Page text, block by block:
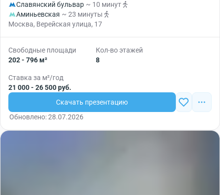
Славянский бульвар ~ 10 минут
Аминьевская ~ 23 минуты
Москва, Верейская улица, 17
Свободные площади
202 - 796 м²
Кол-во этажей
8
Ставка за м²/год
21 000 - 26 500 руб.
Скачать презентацию
Обновлено: 28.07.2026